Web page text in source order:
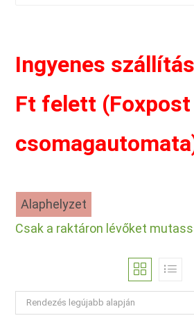
Ingyenes
Ft felett (Foxpost
Alaphelyzet
Csak a raktáron lévőket
Rendezés legújabb alapján